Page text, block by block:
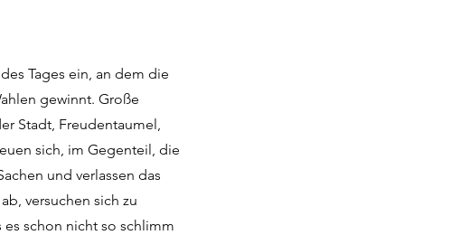
Tages ein, an dem die
gewinnt. Große
Stadt, Freudentaumel,
sich, im Gegenteil, die
und verlassen das
versuchen sich zu
es schon nicht so schlimm